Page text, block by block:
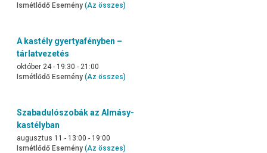
Ismétlődő Esemény (Az összes)
A kastély gyertyafényben –
tárlatvezetés
október 24 - 19:30 - 21:00
Ismétlődő Esemény (Az összes)
Szabadulószobák az Almásy-
kastélyban
augusztus 11 - 13:00 - 19:00
Ismétlődő Esemény (Az összes)